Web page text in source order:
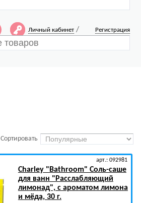
Личный кабинет / Регистрация
Сортировать
арт.: 092981
Charley"Bathroom" Соль-саше
для ванн "Расслабляющий
лимонад", с ароматом лимона
и мёда, 30 г.